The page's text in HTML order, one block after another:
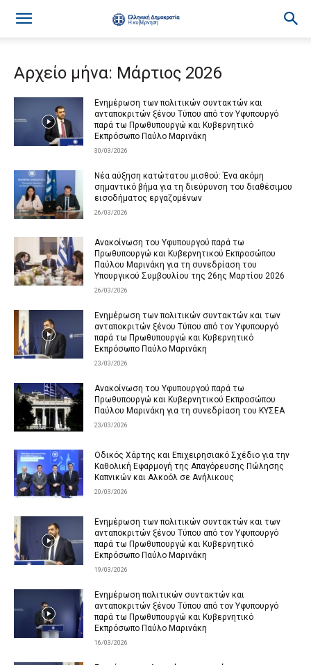
Αρχείο μήνα: Μάρτιος 2026
Ενημέρωση των πολιτικών συντακτών και
ανταποκριτών ξένου Τύπου από τον Υφυπουργό
παρά τω Πρωθυπουργώ και Κυβερνητικό
Εκπρόσωπο Παύλο Μαρινάκη
30/03/2026
Νέα αύξηση κατώτατου μισθού: Ένα ακόμη
σημαντικό βήμα για τη διεύρυνση του διαθέσιμου
εισοδήματος εργαζομένων
26/03/2026
Ανακοίνωση του Υφυπουργού παρά τω
Πρωθυπουργώ και Κυβερνητικού Εκπροσώπου
Παύλου Μαρινάκη για τη συνεδρίαση του
Υπουργικού Συμβουλίου της 26ης Μαρτίου 2026
26/03/2026
Ενημέρωση των πολιτικών συντακτών και των
ανταποκριτών ξένου Τύπου από τον Υφυπουργό
παρά τω Πρωθυπουργώ και Κυβερνητικό
Εκπρόσωπο Παύλο Μαρινάκη
23/03/2026
Ανακοίνωση του Υφυπουργού παρά τω
Πρωθυπουργώ και Κυβερνητικού Εκπροσώπου
Παύλου Μαρινάκη για τη συνεδρίαση του ΚΥΣΕΑ
23/03/2026
Οδικός Χάρτης και Επιχειρησιακό Σχέδιο για την
Καθολική Εφαρμογή της Απαγόρευσης Πώλησης
Καπνικών και Αλκοόλ σε Ανήλικους
20/03/2026
Ενημέρωση των πολιτικών συντακτών και των
ανταποκριτών ξένου Τύπου από τον Υφυπουργό
παρά τω Πρωθυπουργώ και Κυβερνητικό
Εκπρόσωπο Παύλο Μαρινάκη
19/03/2026
Ενημέρωση πολιτικών συντακτών και
ανταποκριτών ξένου Τύπου από τον Υφυπουργό
παρά τω Πρωθυπουργώ και Κυβερνητικό
Εκπρόσωπο Παύλο Μαρινάκη
16/03/2026